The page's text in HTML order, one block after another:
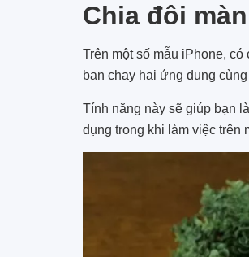
Chia đôi
Trên một số mẫu iPhone,
bạn chạy hai ứng dụng
Tính năng này sẽ giúp bạn
dụng trong khi làm việc trên